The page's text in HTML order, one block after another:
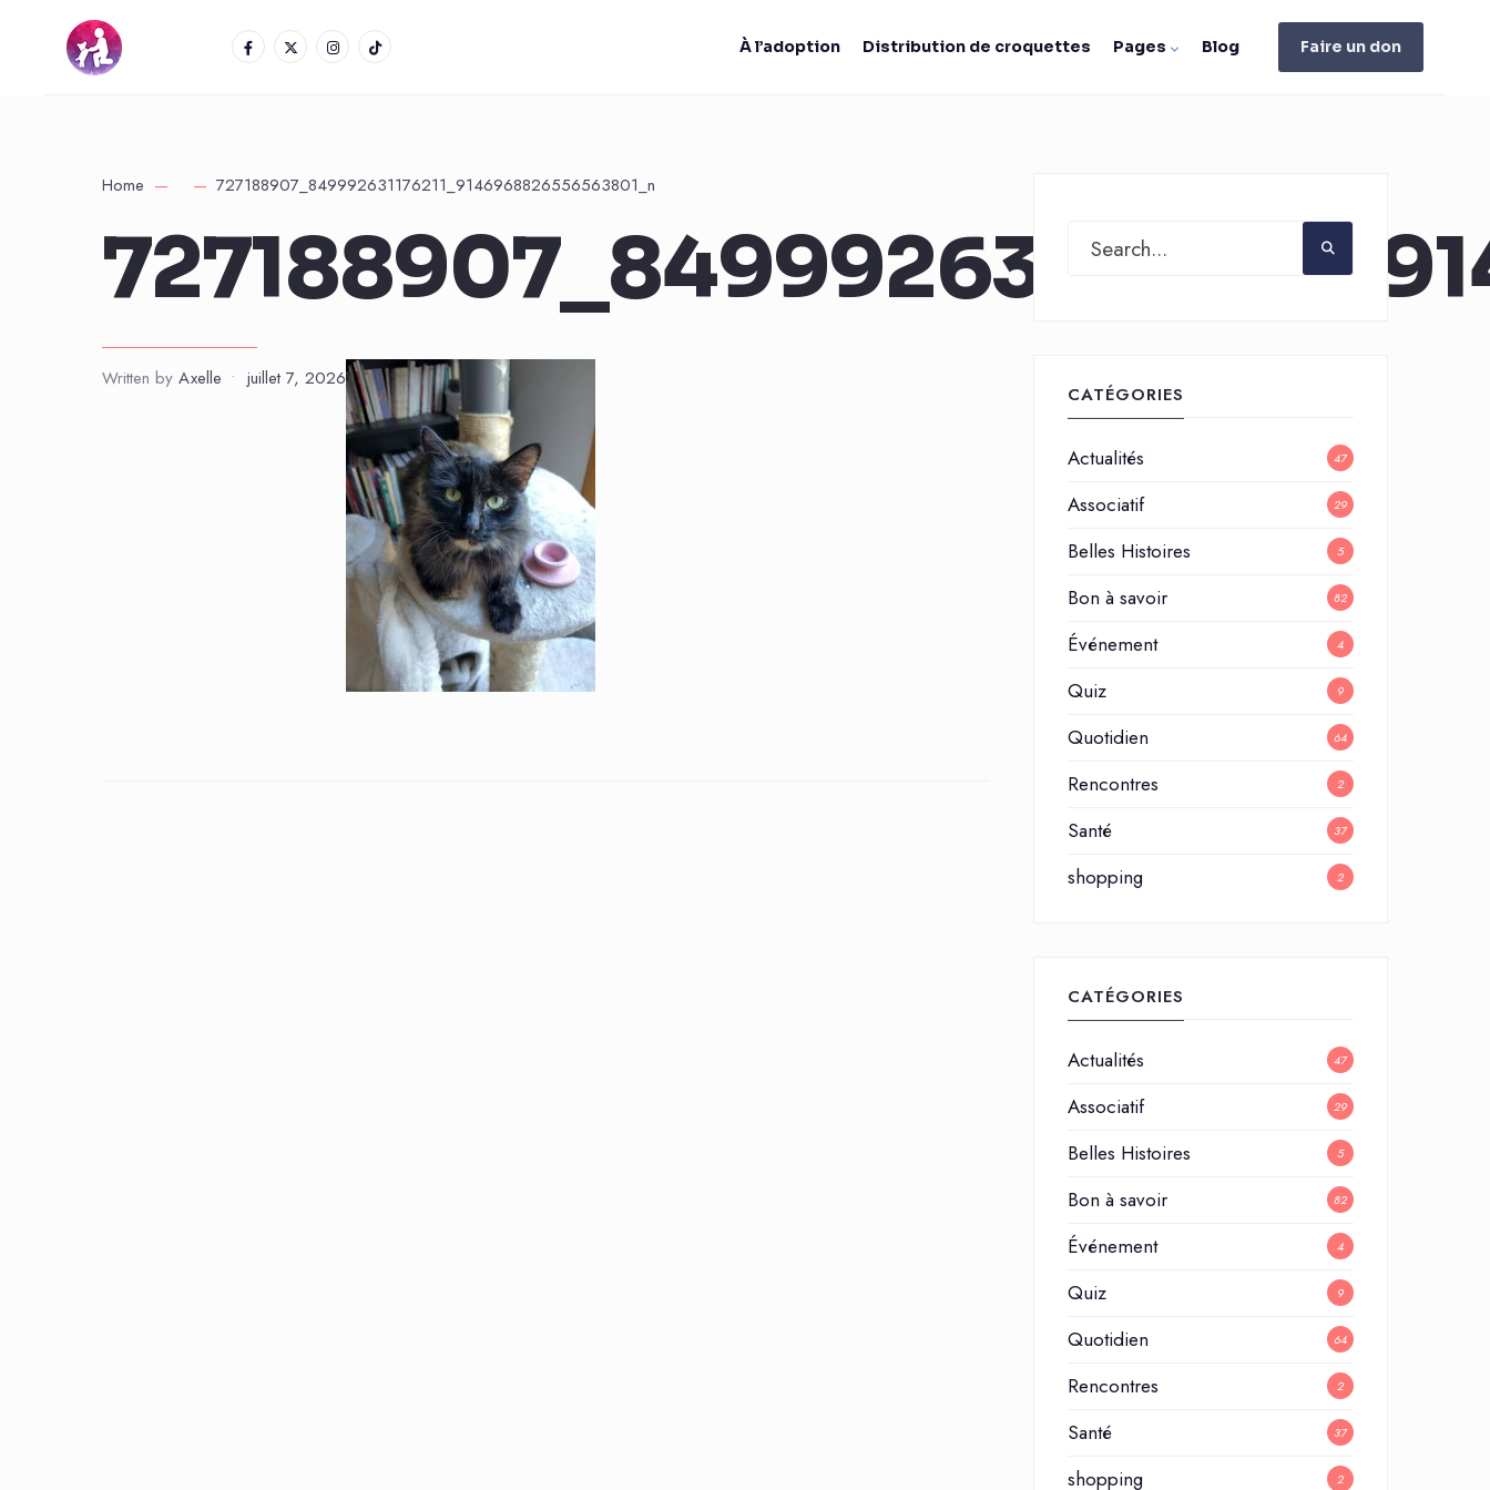
À l’adoption Distribution de croquettes Pages Blog Faire un don
Home 727188907_849992631176211_9146968826556563801_n
Written by Axelle • juillet 7, 2026
CATÉGORIES
Actualités 47
Associatif 29
Belles Histoires 5
Bon à savoir 82
Événement 4
Quiz 9
Quotidien 64
Rencontres 2
Santé 37
shopping 2
CATÉGORIES
Actualités 47
Associatif 29
Belles Histoires 5
Bon à savoir 82
Événement 4
Quiz 9
Quotidien 64
Rencontres 2
Santé 37
shopping 2